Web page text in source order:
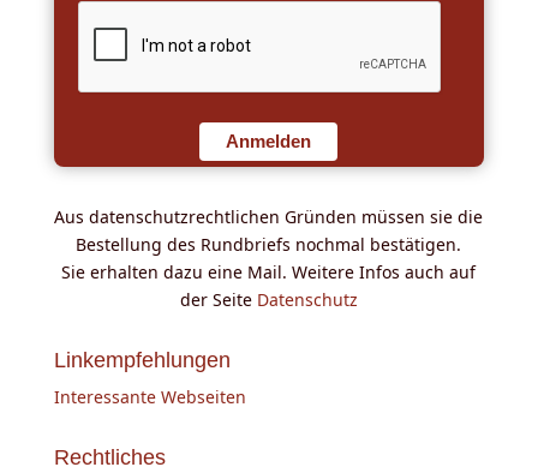
Anmelden
Aus datenschutzrechtlichen Gründen müssen sie die
Bestellung des Rundbriefs nochmal bestätigen.
Sie erhalten dazu eine Mail. Weitere Infos auch auf
der Seite Datenschutz
Linkempfehlungen
Interessante Webseiten
Rechtliches